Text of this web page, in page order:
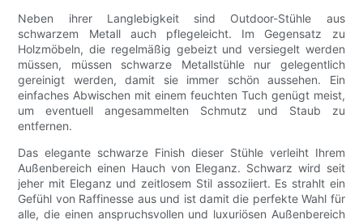
Neben ihrer Langlebigkeit sind Outdoor-Stühle aus
schwarzem Metall auch pflegeleicht. Im Gegensatz zu
Holzmöbeln, die regelmäßig gebeizt und versiegelt werden
müssen, müssen schwarze Metallstühle nur gelegentlich
gereinigt werden, damit sie immer schön aussehen. Ein
einfaches Abwischen mit einem feuchten Tuch genügt meist,
um eventuell angesammelten Schmutz und Staub zu
entfernen.
Das elegante schwarze Finish dieser Stühle verleiht Ihrem
Außenbereich einen Hauch von Eleganz. Schwarz wird seit
jeher mit Eleganz und zeitlosem Stil assoziiert. Es strahlt ein
Gefühl von Raffinesse aus und ist damit die perfekte Wahl für
alle, die einen anspruchsvollen und luxuriösen Außenbereich